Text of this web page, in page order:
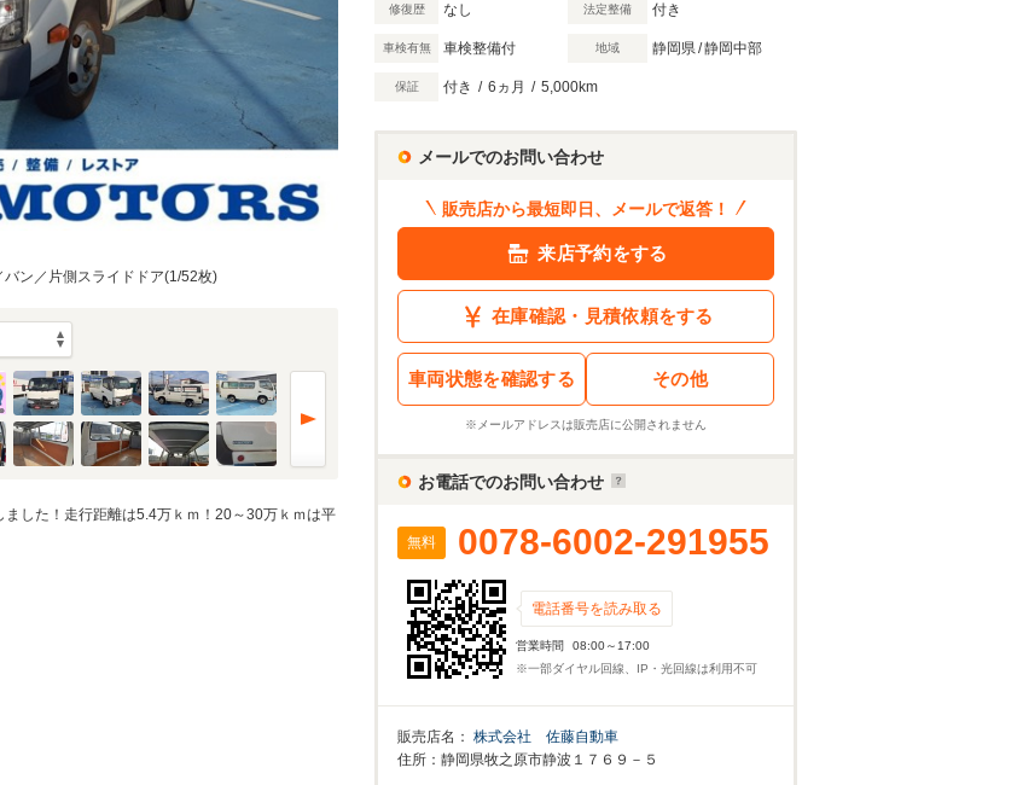
ン／片側スライドドア(1/52枚)
した！走行距離は5.4万ｋｍ！20～30万ｋｍは平
修復歴 なし 法定整備 付き
車検有無 車検整備付 地域 静岡県/静岡中部
保証 付き / 6ヵ月 / 5,000km
メールでのお問い合わせ
販売店から最短即日、メールで返答！
来店予約をする
在庫確認・見積依頼をする
車両状態を確認する その他
※メールアドレスは販売店に公開されません
お電話でのお問い合わせ
無料 0078-6002-291955
電話番号を読み取る
営業時間
08:00～17:00
※一部ダイヤル回線、IP・光回線は利用不可
販売店名： 株式会社 佐藤自動車
住所：静岡県牧之原市静波１７６９－５
万円
借入額 204.5
ボーナス払い
回
6
： 60.2万円
シミュレーション結果を見る